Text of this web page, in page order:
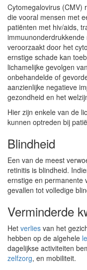
Cytomegalovirus (CMV)
die vooral mensen met
patiënten met hiv/aids,
veroorzaakt door het
ernstige schade kan
lichamelijke gevolgen
onbehandelde of
aanzienlijke negatieve
gezondheid en het
Hier zijn enkele van de
kunnen optreden bij
Blindheid
Een van de meest
retinitis is blindheid.
ernstige en permanente
gevallen tot volledige
Verminderde
Het verlies van het
hebben op de algehele
dagelijkse activiteiten
zelfzorg, en mobiliteit.